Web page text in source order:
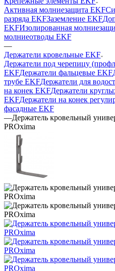
Активная молниезащита EKF
разряда EKFЗаземление EKF
EKFИзолированная
молниеотводы EKF
—
Держатели кровельные EKF
Держатели под черепицу
EKFДержатели фальцевые EKF
трубе EKFДержатели для
на конек EKFДержатели
EKFДержатели на конек
фасадные EKF
—Держатель кровельный
PROxima